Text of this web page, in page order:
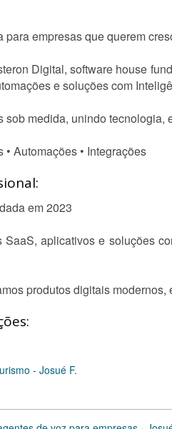
empresas que querem
Digital, software house
e soluções com
medida, unindo tecnologia,
Automações • Integrações
em 2023
SaaS, aplicativos e soluções
produtos digitais
- Josué F.